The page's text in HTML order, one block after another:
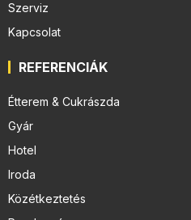
Szerviz
Kapcsolat
REFERENCIÁK
Étterem & Cukrászda
Gyár
Hotel
Iroda
Közétkeztetés